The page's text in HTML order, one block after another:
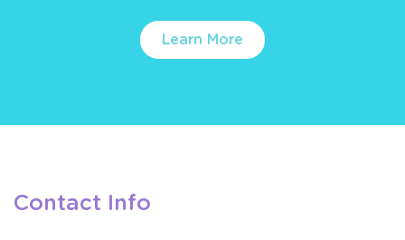
Learn More
Contact Info